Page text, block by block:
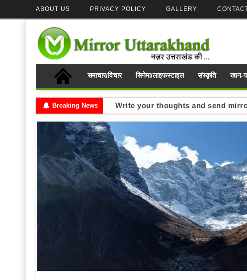
ABOUT US PRIVACY POLICY GALLERY
समाचार/विचार सिनेमा/लाइफस्टाइल संस्कृति खान-
Breaking News
मिरर उत्तराखंड से जुड़ें, मेल करें :
Write your thoughts and send